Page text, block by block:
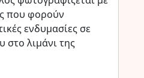
που φορούν
ενδυμασίες σε
στο λιμάνι της